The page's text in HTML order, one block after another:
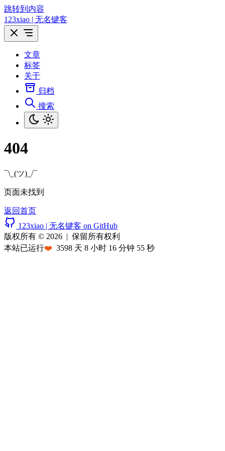
跳转到内容
123xiao | 无名键客
文章
标签
关于
归档
搜索
404
¯\_(ツ)_/¯
页面未找到
返回首页
123xiao | 无名键客 on GitHub
版权所有 © 2026 | 保留所有权利
本站已运行❤️ 3598 天 8 小时 16 分钟 55 秒